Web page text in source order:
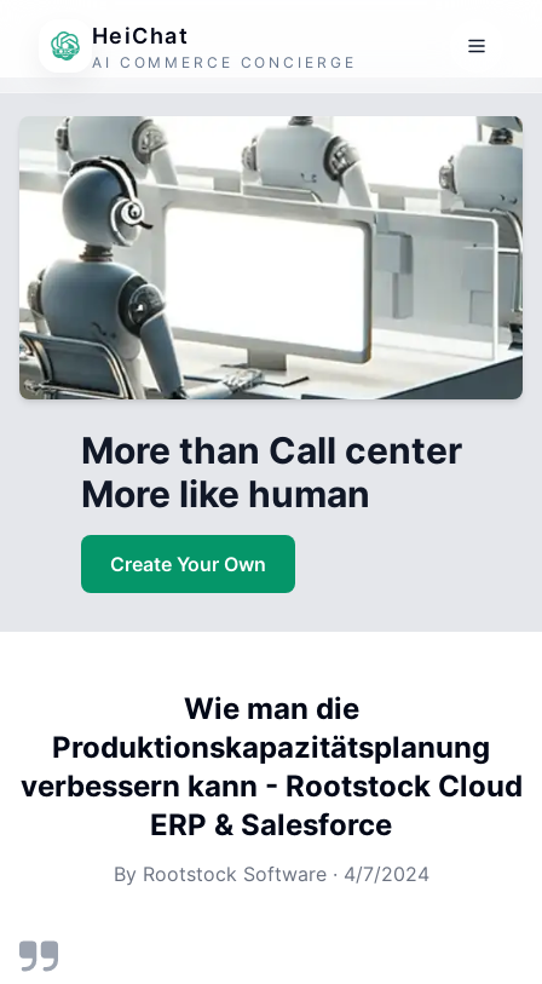
HeiChat
AI COMMERCE CONCIERGE
More than Call center
More like human
Create Your Own
Wie man die
Produktionskapazitätsplanung
verbessern kann - Rootstock Cloud
ERP & Salesforce
By Rootstock Software· 4/7/2024